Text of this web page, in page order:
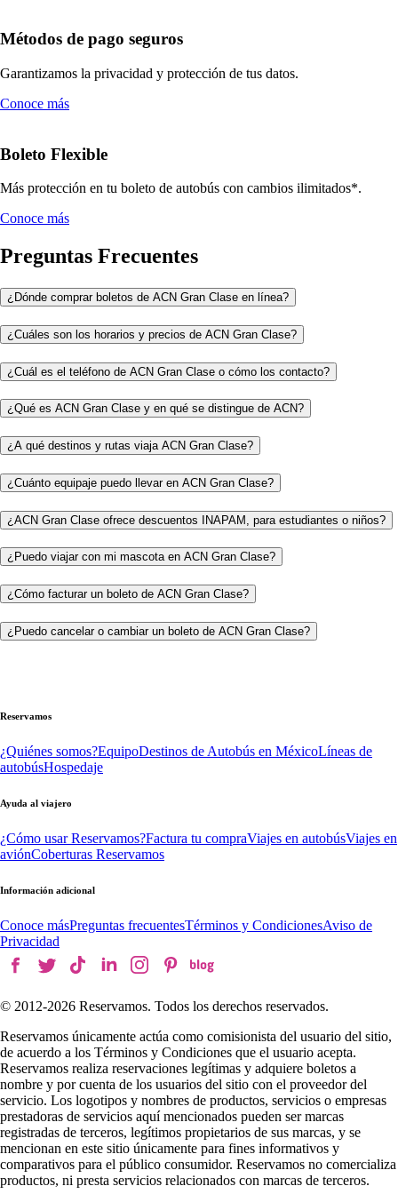
Métodos de pago seguros
Garantizamos la privacidad y protección de tus datos.
Conoce más
Boleto Flexible
Más protección en tu boleto de autobús con cambios ilimitados*.
Conoce más
Preguntas Frecuentes
¿Dónde comprar boletos de ACN Gran Clase en línea?
¿Cuáles son los horarios y precios de ACN Gran Clase?
¿Cuál es el teléfono de ACN Gran Clase o cómo los contacto?
¿Qué es ACN Gran Clase y en qué se distingue de ACN?
¿A qué destinos y rutas viaja ACN Gran Clase?
¿Cuánto equipaje puedo llevar en ACN Gran Clase?
¿ACN Gran Clase ofrece descuentos INAPAM, para estudiantes o niños?
¿Puedo viajar con mi mascota en ACN Gran Clase?
¿Cómo facturar un boleto de ACN Gran Clase?
¿Puedo cancelar o cambiar un boleto de ACN Gran Clase?
Reservamos
¿Quiénes somos?EquipoDestinos de Autobús en MéxicoLíneas de
autobúsHospedaje
Ayuda al viajero
¿Cómo usar Reservamos?Factura tu compraViajes en autobúsViajes en
aviónCoberturas Reservamos
Información adicional
Conoce másPreguntas frecuentesTérminos y CondicionesAviso de
Privacidad
© 2012-2026 Reservamos. Todos los derechos reservados.
Reservamos únicamente actúa como comisionista del usuario del sitio,
de acuerdo a los Términos y Condiciones que el usuario acepta.
Reservamos realiza reservaciones legítimas y adquiere boletos a
nombre y por cuenta de los usuarios del sitio con el proveedor del
servicio. Los logotipos y nombres de productos, servicios o empresas
prestadoras de servicios aquí mencionados pueden ser marcas
registradas de terceros, legítimos propietarios de sus marcas, y se
mencionan en este sitio únicamente para fines informativos y
comparativos para el público consumidor. Reservamos no comercializa
productos, ni presta servicios relacionados con marcas de terceros.